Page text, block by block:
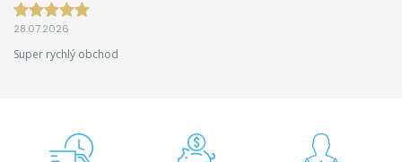
28.07.2026
Super rychlý obchod